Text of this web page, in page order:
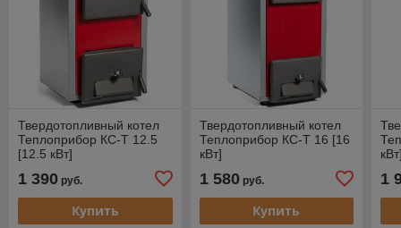
Твердотопливный котел
Теплоприбор КС-Т 12.5
[12.5 кВт]
1 390 руб.
Купить
Твердотопливный котел
Теплоприбор КС-Т 16 [16
кВт]
1 580руб.
Купить
1